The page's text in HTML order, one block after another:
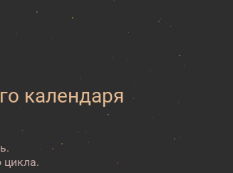
календаря
цикла.